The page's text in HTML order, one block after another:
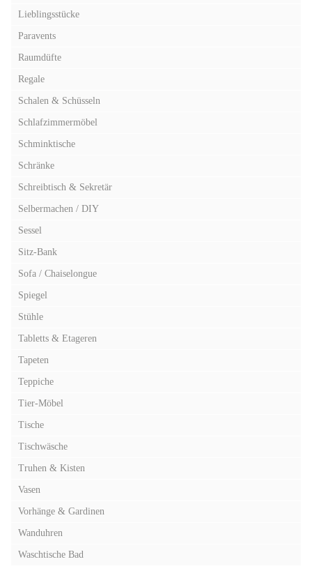
Lieblingsstücke
Paravents
Raumdüfte
Regale
Schalen & Schüsseln
Schlafzimmermöbel
Schminktische
Schränke
Schreibtisch & Sekretär
Selbermachen / DIY
Sessel
Sitz-Bank
Sofa / Chaiselongue
Spiegel
Stühle
Tabletts & Etageren
Tapeten
Teppiche
Tier-Möbel
Tische
Tischwäsche
Truhen & Kisten
Vasen
Vorhänge & Gardinen
Wanduhren
Waschtische Bad